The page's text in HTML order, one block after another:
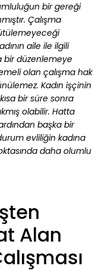
bir gereği
Çalışma
aile ile ilgili
bir düzenlemeye
olan çalışma hak
Kadın işçinin
bir süre sonra
olabilir. Hatta
başka bir
evliliğin kadına
daha olumlu
Alan